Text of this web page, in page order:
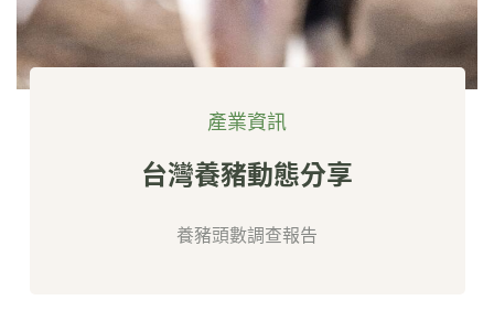
產業資訊
台灣養豬動態分享
養豬頭數調查報告